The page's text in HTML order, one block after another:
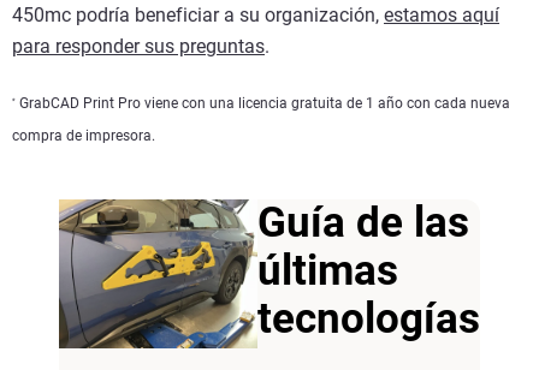
Guía de las
últimas
tecnologías
450mc podría beneficiar a su organización, estamos aquí
para responder sus preguntas.
* GrabCAD Print Pro viene con una licencia gratuita de 1 año con cada nueva
compra de impresora.